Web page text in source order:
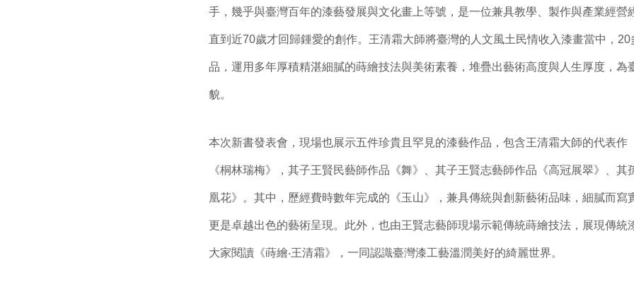
手，幾乎與臺灣百年的漆藝發展與文化畫上等號，是一位兼具教學、製作與產業經營
直到近70歲才回歸鍾愛的創作。王清霜大師將臺灣的人文風土民情收入漆畫當中，
品，運用多年厚積精湛細膩的蒔繪技法與美術素養，堆疊出藝術高度與人生厚度，為
貌。
本次新書發表會，現場也展示五件珍貴且罕見的漆藝作品，包含王清霜大師的代表作
《桐林瑞梅》，其子王賢民藝師作品《舞》、其子王賢志藝師作品《高冠展翠》、其
凰花》。其中，歷經費時數年完成的《玉山》，兼具傳統與創新藝術品味，細膩而寫
更是卓越出色的藝術呈現。此外，也由王賢志藝師現場示範傳統蒔繪技法，展現傳統
大家閱讀《蒔繪‧王清霜》，一同認識臺灣漆工藝溫潤美好的綺麗世界。